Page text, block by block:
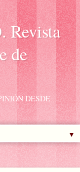
Revista
de
DESDE
▼